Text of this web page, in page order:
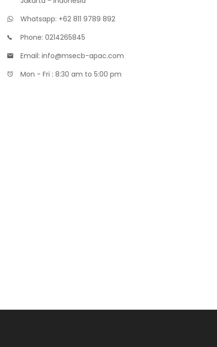
Whatsapp: +62 811 9789 892
Phone: 0214265845
Email: info@msecb-apac.com
Mon - Fri : 8:30 am to 5:00 pm